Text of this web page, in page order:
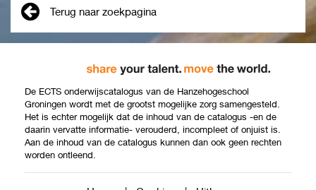
Terug naar zoekpagina
De ECTS onderwijscatalogus van de Hanzehogeschool
Groningen wordt met de grootst mogelijke zorg samengesteld.
Het is echter mogelijk dat de inhoud van de catalogus -en de
daarin vervatte informatie- verouderd, incompleet of onjuist is.
Aan de inhoud van de catalogus kunnen dan ook geen rechten
worden ontleend.